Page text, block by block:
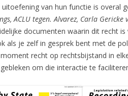
van hun functie is overal
ACLU tegen. Alvarez, Carla Gericke
documenten waarin dit recht
als je zelf in gesprek bent met de
recht op rechtsbijstand in
om die interactie te